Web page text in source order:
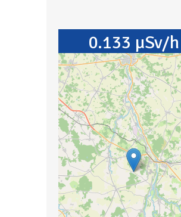
0.133 µSv/h